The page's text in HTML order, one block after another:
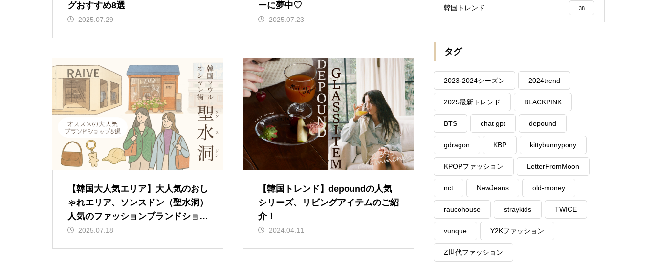
グおすすめ8選
2025.07.29
ーに夢中♡
2025.07.23
【韓国大人気エリア】大人気のおし
ゃれエリア、ソンスドン（聖水洞）
人気のファッションブランドショッ
プを紹介!
2025.07.18
【韓国トレンド】depoundの人気
シリーズ、リビングアイテムのご紹
介！
2024.04.11
韓国トレンド 38
タグ
2023-2024シーズン 2024trend
2025最新トレンド BLACKPINK
BTS chat gpt depound
gdragon KBP kittybunnypony
KPOPファッション LetterFromMoon
nct NewJeans old-money
raucohouse straykids TWICE
vunque Y2Kファッション
Z世代ファッション